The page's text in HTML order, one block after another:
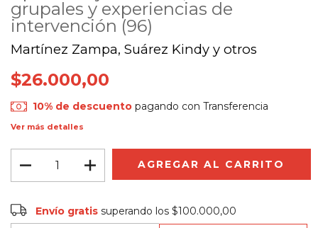
grupales y experiencias de
intervención (96)
Martínez Zampa, Suárez Kindy y otros
$26.000,00
10% de descuento pagando con Transferencia
Ver más detalles
Envío gratis
Envío gratis superando los$100.000,00